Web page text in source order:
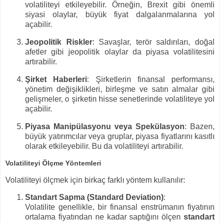
volatiliteyi etkileyebilir. Örneğin, Brexit gibi önemli
siyasi olaylar, büyük fiyat dalgalanmalarına yol
açabilir.
Jeopolitik Riskler: Savaşlar, terör saldırıları, doğal
afetler gibi jeopolitik olaylar da piyasa volatilitesini
artırabilir.
Şirket Haberleri: Şirketlerin finansal performansı,
yönetim değişiklikleri, birleşme ve satın almalar gibi
gelişmeler, o şirketin hisse senetlerinde volatiliteye yol
açabilir.
Piyasa Manipülasyonu veya Spekülasyon: Bazen,
büyük yatırımcılar veya gruplar, piyasa fiyatlarını kasıtlı
olarak etkileyebilir. Bu da volatiliteyi artırabilir.
Volatiliteyi Ölçme Yöntemleri
Volatiliteyi ölçmek için birkaç farklı yöntem kullanılır:
Standart Sapma (Standard Deviation):
Volatilite genellikle, bir finansal enstrümanın fiyatının
ortalama fiyatından ne kadar saptığını ölçen standart